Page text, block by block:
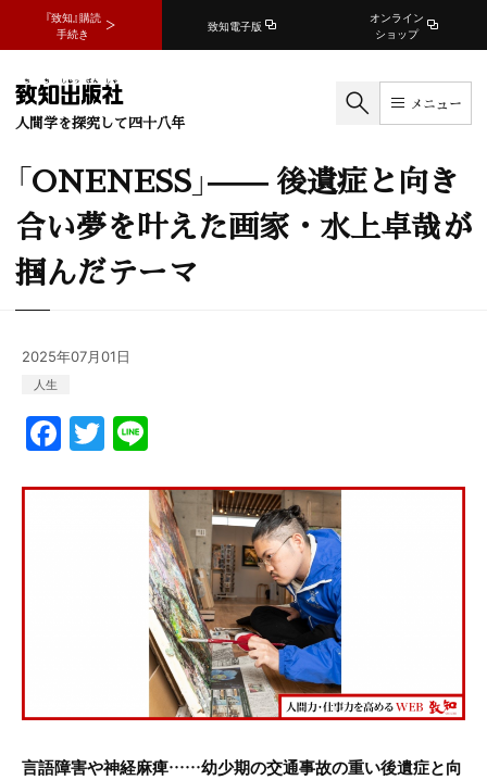
『致知』購読
手続き
致知電子版
オンライン
ショップ
人間学を探究して四十八年
メニュー
「ONENESS」—— 後遺症と向き
合い夢を叶えた画家・水上卓哉が
掴んだテーマ
2025年07月01日
人生
F
a
c
T
w
itte
言語障害や神経麻痺……幼少期の交通事故の重い後遺症と向